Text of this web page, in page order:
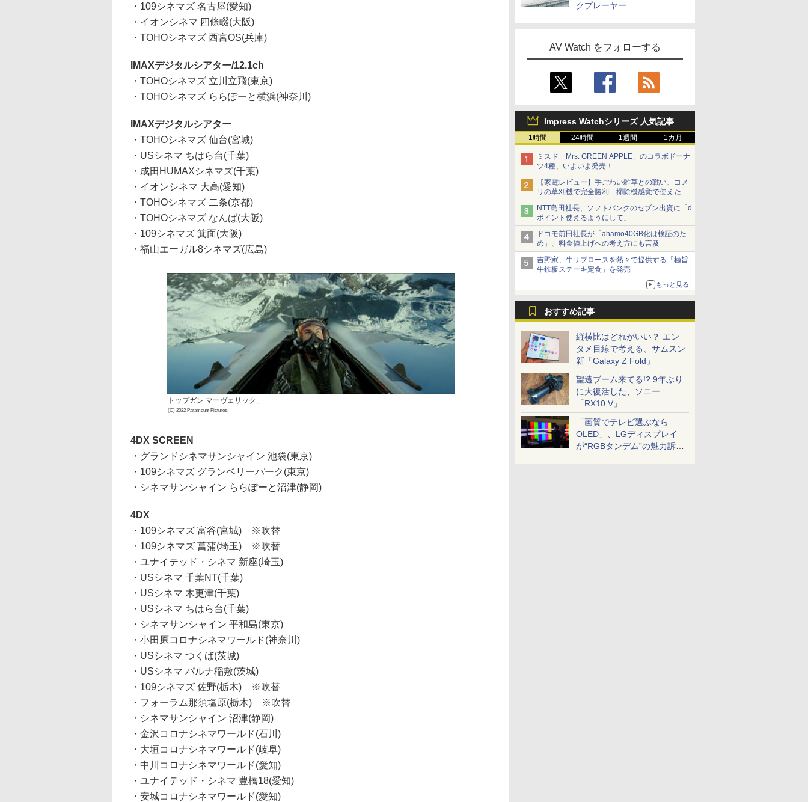
クプレーヤー
AV Watch をフォローする
Impress Watchシリーズ 人気記事
1時間 24時間 1週間 1カ月
ミスド「Mrs. GREEN APPLE」のコラボドーナ
ツ4種、いよいよ発売！
【家電レビュー】手ごわい雑草との戦い、コメ
リの草刈機で完全勝利 掃除機感覚で使えた
NTT島田社長、ソフトバンクのセブン出資に「d
ポイント使えるようにして」
ドコモ前田社長が「ahamo40GB化は検証のた
め」、料金値上げへの考え方にも言及
吉野家、牛リブロースを熱々で提供する「極旨
牛鉄板ステーキ定食」を発売
もっと見る
おすすめ記事
縦横比はどれがいい？ エン
タメ目線で考える、サムスン
新「Galaxy Z Fold」
望遠ブーム来てる!? 9年ぶり
に大復活した、ソニー
「RX10 V」
「画質でテレビ選ぶなら
OLED」、LGディスプレイ
が“RGBタンデム”の魅力訴
・109シネマズ 名古屋(愛知)
・イオンシネマ 四條畷(大阪)
・TOHOシネマズ 西宮OS(兵庫)
IMAXデジタルシアター/12.1ch
・TOHOシネマズ 立川立飛(東京)
・TOHOシネマズ ららぽーと横浜(神奈川)
IMAXデジタルシアター
・TOHOシネマズ 仙台(宮城)
・USシネマ ちはら台(千葉)
・成田HUMAXシネマズ(千葉)
・イオンシネマ 大高(愛知)
・TOHOシネマズ 二条(京都)
・TOHOシネマズ なんば(大阪)
・109シネマズ 箕面(大阪)
・福山エーガル8シネマズ(広島)
トップガン マーヴェリック」
(C) 2022 Paramount Pictures.
4DX SCREEN
・グランドシネマサンシャイン 池袋(東京)
・109シネマズ グランベリーパーク(東京)
・シネマサンシャイン ららぽーと沼津(静岡)
4DX
・109シネマズ 富谷(宮城) ※吹替
・109シネマズ 菖蒲(埼玉) ※吹替
・ユナイテッド・シネマ 新座(埼玉)
・USシネマ 千葉NT(千葉)
・USシネマ 木更津(千葉)
・USシネマ ちはら台(千葉)
・シネマサンシャイン 平和島(東京)
・小田原コロナシネマワールド(神奈川)
・USシネマ つくば(茨城)
・USシネマ パルナ稲敷(茨城)
・109シネマズ 佐野(栃木) ※吹替
・フォーラム那須塩原(栃木) ※吹替
・シネマサンシャイン 沼津(静岡)
・金沢コロナシネマワールド(石川)
・大垣コロナシネマワールド(岐阜)
・中川コロナシネマワールド(愛知)
・ユナイテッド・シネマ 豊橋18(愛知)
・安城コロナシネマワールド(愛知)